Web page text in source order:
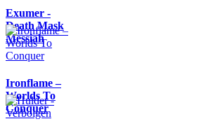
Exumer -
Death Mask
Messiah
Ironflame –
Worlds To
Conquer